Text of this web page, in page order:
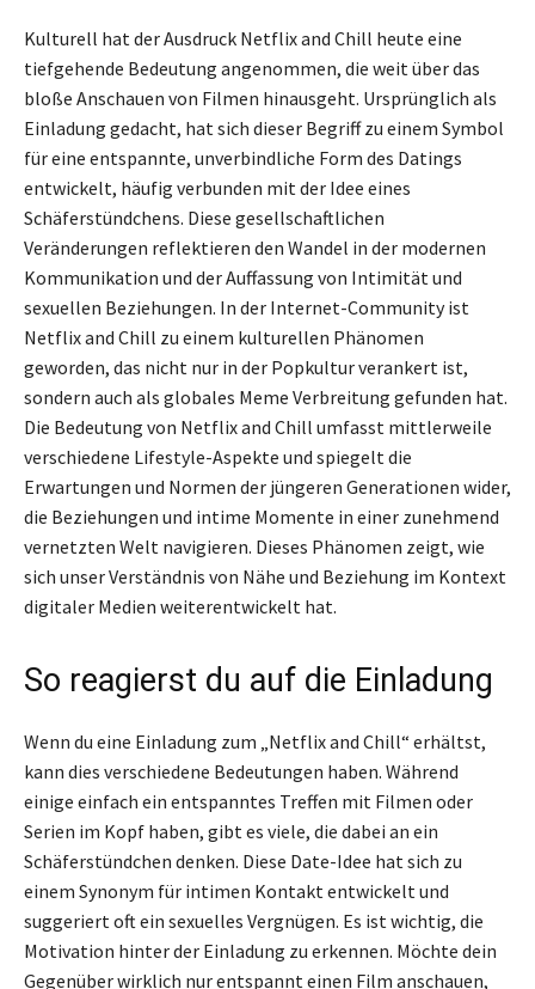
Kulturell hat der Ausdruck Netflix and Chill heute eine
tiefgehende Bedeutung angenommen, die weit über das
bloße Anschauen von Filmen hinausgeht. Ursprünglich als
Einladung gedacht, hat sich dieser Begriff zu einem Symbol
für eine entspannte, unverbindliche Form des Datings
entwickelt, häufig verbunden mit der Idee eines
Schäferstündchens. Diese gesellschaftlichen
Veränderungen reflektieren den Wandel in der modernen
Kommunikation und der Auffassung von Intimität und
sexuellen Beziehungen. In der Internet-Community ist
Netflix and Chill zu einem kulturellen Phänomen
geworden, das nicht nur in der Popkultur verankert ist,
sondern auch als globales Meme Verbreitung gefunden hat.
Die Bedeutung von Netflix and Chill umfasst mittlerweile
verschiedene Lifestyle-Aspekte und spiegelt die
Erwartungen und Normen der jüngeren Generationen wider,
die Beziehungen und intime Momente in einer zunehmend
vernetzten Welt navigieren. Dieses Phänomen zeigt, wie
sich unser Verständnis von Nähe und Beziehung im Kontext
digitaler Medien weiterentwickelt hat.
So reagierst du auf die Einladung
Wenn du eine Einladung zum „Netflix and Chill“ erhältst,
kann dies verschiedene Bedeutungen haben. Während
einige einfach ein entspanntes Treffen mit Filmen oder
Serien im Kopf haben, gibt es viele, die dabei an ein
Schäferstündchen denken. Diese Date-Idee hat sich zu
einem Synonym für intimen Kontakt entwickelt und
suggeriert oft ein sexuelles Vergnügen. Es ist wichtig, die
Motivation hinter der Einladung zu erkennen. Möchte dein
Gegenüber wirklich nur entspannt einen Film anschauen,